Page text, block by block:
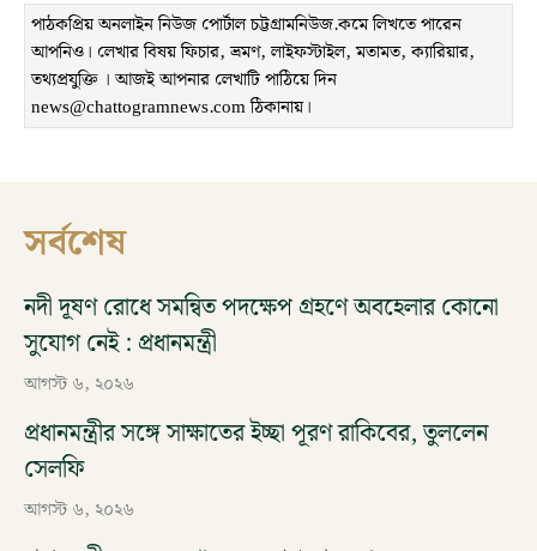
পাঠকপ্রিয় অনলাইন নিউজ পোর্টাল চট্টগ্রামনিউজ.কমে লিখতে পারেন
আপনিও। লেখার বিষয় ফিচার, ভ্রমণ, লাইফস্টাইল, মতামত, ক্যারিয়ার,
তথ্যপ্রযুক্তি । আজই আপনার লেখাটি পাঠিয়ে দিন
news@chattogramnews.com ঠিকানায়।
সর্বশেষ
নদী দূষণ রোধে সমন্বিত পদক্ষেপ গ্রহণে অবহেলার কোনো
সুযোগ নেই : প্রধানমন্ত্রী
আগস্ট ৬, ২০২৬
প্রধানমন্ত্রীর সঙ্গে সাক্ষাতের ইচ্ছা পূরণ রাকিবের, তুললেন
সেলফি
আগস্ট ৬, ২০২৬